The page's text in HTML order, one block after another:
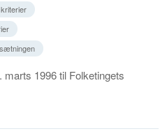
1996 til Folketingets